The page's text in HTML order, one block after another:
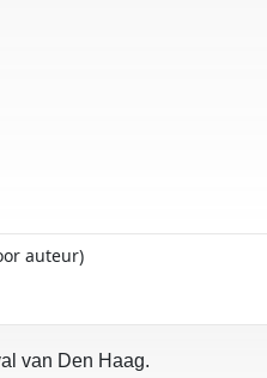
auteur)
van Den Haag.